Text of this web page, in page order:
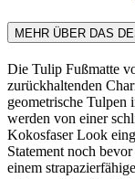
MEHR ÜBER DAS
Die Tulip Fußmatte
zurückhaltenden
geometrische Tulpen
werden von einer
Kokosfaser Look
Statement noch
einem